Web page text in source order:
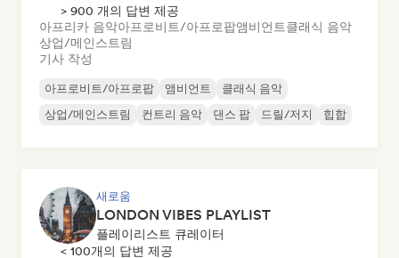
> 900 개의 답변 제공
아프리카 음악아프로비트/아프로팝앰비언트클래식 음악
상업/메인스트림
기사 작성
아프로비트/아프로팝 앰비언트
클래식 음악
상업/메인스트림
컨트리 음악 댄스 팝 드릴/저지 힙합
새로움
LONDON VIBES PLAYLIST
플레이리스트 큐레이터
< 100개의 답변 제공